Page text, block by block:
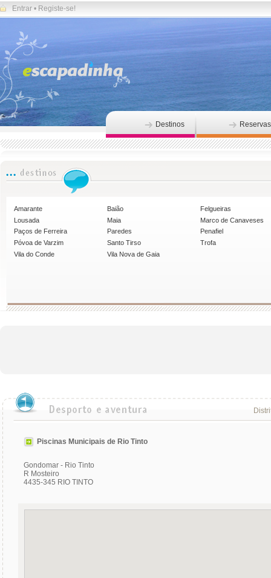
Entrar • Registe-se!
Destinos Reservas
Amarante Baião
Felgueiras
Lousada
Maia
Marco de Canaveses
Paços de Ferreira
Paredes
Penafiel
Póvoa de Varzim
Santo Tirso
Trofa
Vila do Conde
Vila Nova de Gaia
Piscinas Municipais de Rio Tinto
Gondomar - Rio Tinto
R Mosteiro
4435-345 RIO TINTO